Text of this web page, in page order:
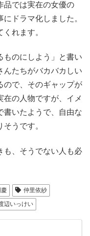
品では実在の女優の
ドラマ化しました。
れます。
ものにしよう」と書い
んたちがバカバカしい
ので、そのギャップが
の人物ですが、イメ
書いたようで、自由な
うです。
も、そうでない人も必
仲里依紗
辺いっけい